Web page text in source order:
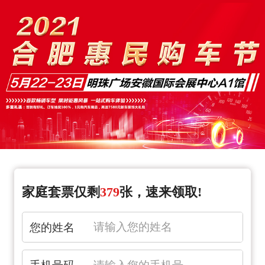
家庭套票仅剩379张，速来领取!
您的姓名